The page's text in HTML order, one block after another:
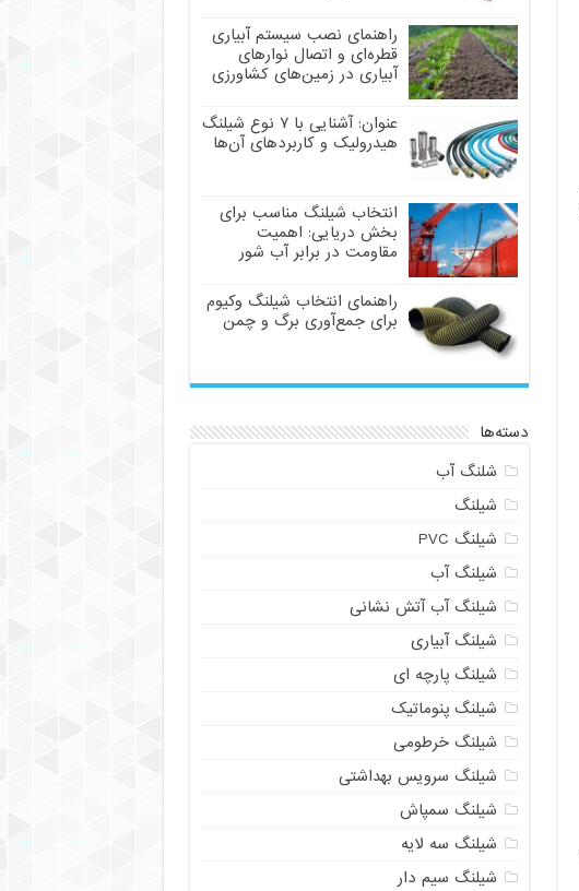
راهنمای نصب سیستم آبیاری
قطره‌ای و اتصال نوارهای
آبیاری در زمین‌های کشاورزی
عنوان: آشنایی با ۷ نوع شیلنگ
هیدرولیک و کاربردهای آن‌ها
انتخاب شیلنگ مناسب برای
بخش دریایی: اهمیت
مقاومت در برابر آب شور
راهنمای انتخاب شیلنگ وکیوم
برای جمع‌آوری برگ و چمن
دسته‌ها
شلنگ آب
شیلنگ
شیلنگ PVC
شیلنگ آب
شیلنگ آب آتش نشانی
شیلنگ آبیاری
شیلنگ پارچه ای
شیلنگ پنوماتیک
شیلنگ خرطومی
شیلنگ سرویس بهداشتی
شیلنگ سمپاش
شیلنگ سه لایه
شیلنگ سیم دار